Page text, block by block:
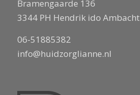
Bramengaarde 136
3344 PH Hendrik ido Ambacht
06-51885382
info@huidzorglianne.nl